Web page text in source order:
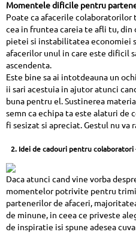
Momentele dificile pentru
Poate ca afacerile
cea in fruntea careia te afli tu,
pietei si instabilitatea economiei
afacerilor unul in care este dificil
ascendenta.
Este bine sa ai intotdeauna un
ii sari acestuia in ajutor atunci
buna pentru el. Sustinerea
semn ca echipa ta este alaturi de
fi sesizat si apreciat. Gestul nu va
2. Idei de cadouri pentru
Daca atunci cand vine vorba
momentelor potrivite pentru
partenerilor de afaceri,
de minune, in ceea ce priveste
de inspiratie isi spune adesea